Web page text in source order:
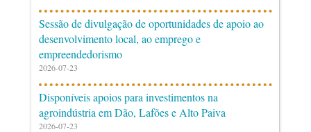
Sessão de divulgação de oportunidades de apoio ao
desenvolvimento local, ao emprego e
empreendedorismo
2026-07-23
Disponíveis apoios para investimentos na
agroindústria em Dão, Lafões e Alto Paiva
2026-07-23